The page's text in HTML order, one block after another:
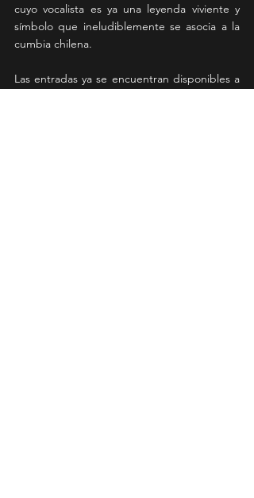
cuyo vocalista es ya una leyenda viviente y
símbolo que ineludiblemente se asocia a la
cumbia chilena.
Las entradas ya se encuentran disponibles a